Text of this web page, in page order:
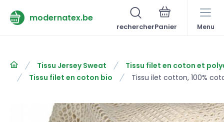
modernatex.be
rechercher Menu
Tissu Jersey Sweat
Tissu filet en coton et
Tissu filet en coton bio
Tissu ilet cotton, 100%